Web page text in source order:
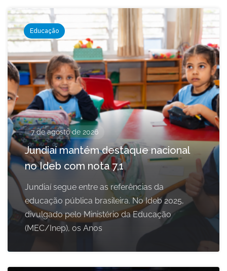
Educação
7 de agosto de 2026
Jundiaí mantém destaque nacional
no Ideb com nota 7,1
Jundiaí segue entre as referências da
educação pública brasileira. No Ideb 2025,
divulgado pelo Ministério da Educação
(MEC/Inep), os Anos